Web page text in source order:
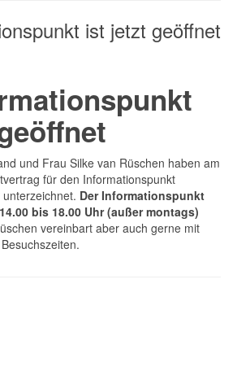
ist jetzt geöffnet
und Frau Silke van Rüschen haben am
für den Informationspunkt
Der Informationspunkt
bis 18.00 Uhr (außer montags)
vereinbart aber auch gerne mit